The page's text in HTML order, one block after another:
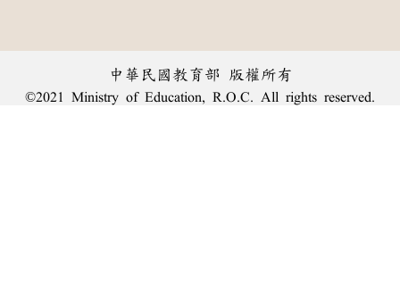
中華民國教育部 版權所有
©2021 Ministry of Education, R.O.C. All rights reserved.